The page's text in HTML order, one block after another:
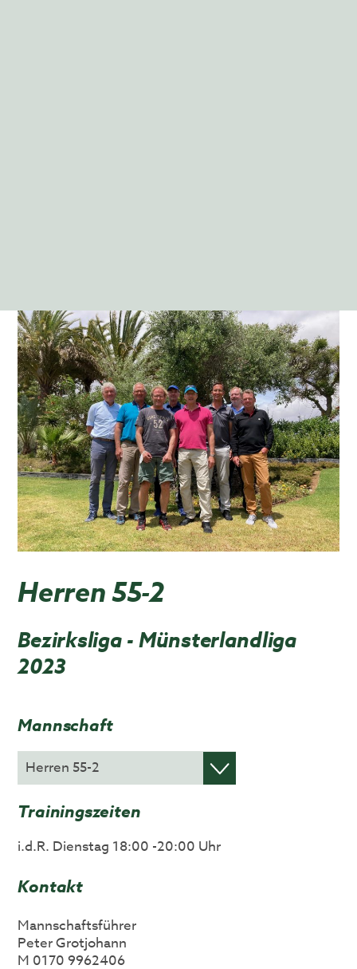
Herren 55-2
Bezirksliga - Münsterlandliga
2023
Mannschaft
Trainingszeiten
i.d.R. Dienstag 18:00 -20:00 Uhr
Kontakt
Mannschaftsführer
Peter Grotjohann
M 0170 9962406